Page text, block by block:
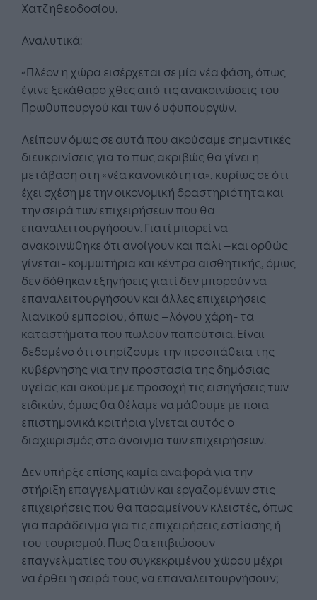
Χατζηθεοδοσίου.
Αναλυτικά:
«Πλέον η χώρα εισέρχεται σε μία νέα φάση, όπως
έγινε ξεκάθαρο χθες από τις ανακοινώσεις του
Πρωθυπουργού και των 6 υφυπουργών.
Λείπουν όμως σε αυτά που ακούσαμε σημαντικές
διευκρινίσεις για το πως ακριβώς θα γίνει η
μετάβαση στη «νέα κανονικότητα», κυρίως σε ότι
έχει σχέση με την οικονομική δραστηριότητα και
την σειρά των επιχειρήσεων που θα
επαναλειτουργήσουν. Γιατί μπορεί να
ανακοινώθηκε ότι ανοίγουν και πάλι –και ορθώς
γίνεται- κομμωτήρια και κέντρα αισθητικής, όμως
δεν δόθηκαν εξηγήσεις γιατί δεν μπορούν να
επαναλειτουργήσουν και άλλες επιχειρήσεις
λιανικού εμπορίου, όπως –λόγου χάρη- τα
καταστήματα που πωλούν παπούτσια. Είναι
δεδομένο ότι στηρίζουμε την προσπάθεια της
κυβέρνησης για την προστασία της δημόσιας
υγείας και ακούμε με προσοχή τις εισηγήσεις των
ειδικών, όμως θα θέλαμε να μάθουμε με ποια
επιστημονικά κριτήρια γίνεται αυτός ο
διαχωρισμός στο άνοιγμα των επιχειρήσεων.
Δεν υπήρξε επίσης καμία αναφορά για την
στήριξη επαγγελματιών και εργαζομένων στις
επιχειρήσεις που θα παραμείνουν κλειστές, όπως
για παράδειγμα για τις επιχειρήσεις εστίασης ή
του τουρισμού. Πως θα επιβιώσουν
επαγγελματίες του συγκεκριμένου χώρου μέχρι
να έρθει η σειρά τους να επαναλειτουργήσουν;